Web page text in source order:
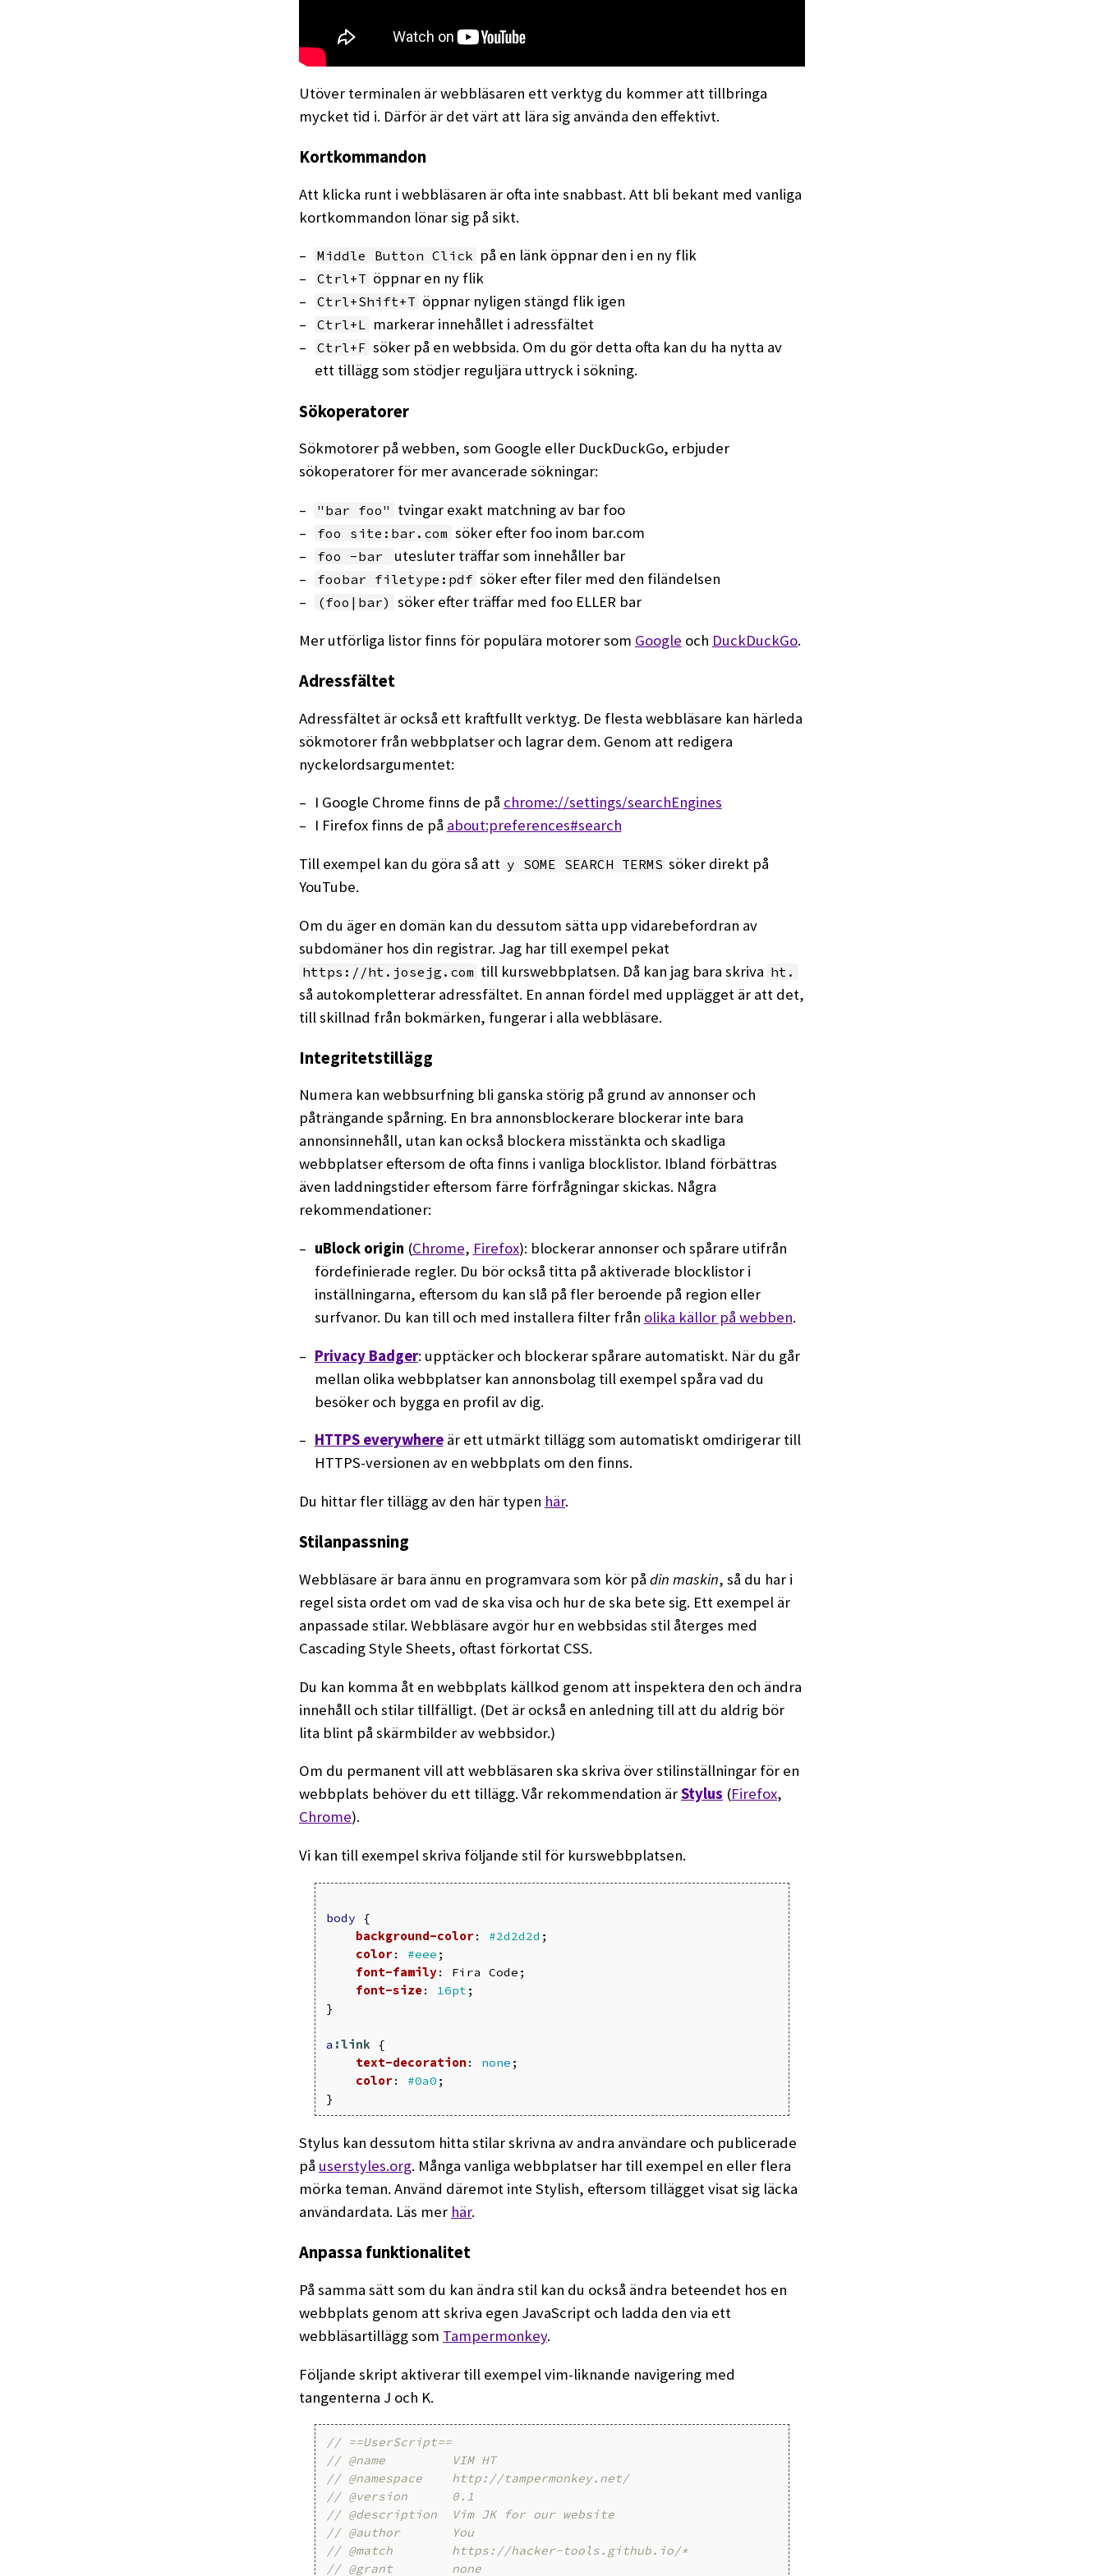
Utöver terminalen är webbläsaren ett verktyg du kommer att tillbringa
mycket tid i. Därför är det värt att lära sig använda den effektivt.
Kortkommandon
Att klicka runt i webbläsaren är ofta inte snabbast. Att bli bekant med vanliga
kortkommandon lönar sig på sikt.
Middle Button Click på en länk öppnar den i en ny flik
Ctrl+T öppnar en ny flik
Ctrl+Shift+T öppnar nyligen stängd flik igen
Ctrl+L markerar innehållet i adressfältet
Ctrl+F söker på en webbsida. Om du gör detta ofta kan du ha nytta av
ett tillägg som stödjer reguljära uttryck i sökning.
Sökoperatorer
Sökmotorer på webben, som Google eller DuckDuckGo, erbjuder
sökoperatorer för mer avancerade sökningar:
"bar foo" tvingar exakt matchning av bar foo
foo site:bar.com söker efter foo inom bar.com
foo -bar utesluter träffar som innehåller bar
foobar filetype:pdf söker efter filer med den filändelsen
(foo|bar) söker efter träffar med foo ELLER bar
Mer utförliga listor finns för populära motorer som Google och DuckDuckGo.
Adressfältet
Adressfältet är också ett kraftfullt verktyg. De flesta webbläsare kan härleda
sökmotorer från webbplatser och lagrar dem. Genom att redigera
nyckelordsargumentet:
I Google Chrome finns de på chrome://settings/searchEngines
I Firefox finns de på about:preferences#search
Till exempel kan du göra så att y SOME SEARCH TERMS söker direkt på
YouTube.
Om du äger en domän kan du dessutom sätta upp vidarebefordran av
subdomäner hos din registrar. Jag har till exempel pekat
https://ht.josejg.com till kurswebbplatsen. Då kan jag bara skriva ht.
så autokompletterar adressfältet. En annan fördel med upplägget är att det,
till skillnad från bokmärken, fungerar i alla webbläsare.
Integritetstillägg
Numera kan webbsurfning bli ganska störig på grund av annonser och
påträngande spårning. En bra annonsblockerare blockerar inte bara
annonsinnehåll, utan kan också blockera misstänkta och skadliga
webbplatser eftersom de ofta finns i vanliga blocklistor. Ibland förbättras
även laddningstider eftersom färre förfrågningar skickas. Några
rekommendationer:
uBlock origin (Chrome, Firefox): blockerar annonser och spårare utifrån
fördefinierade regler. Du bör också titta på aktiverade blocklistor i
inställningarna, eftersom du kan slå på fler beroende på region eller
surfvanor. Du kan till och med installera filter från olika källor på webben.
Privacy Badger: upptäcker och blockerar spårare automatiskt. När du går
mellan olika webbplatser kan annonsbolag till exempel spåra vad du
besöker och bygga en profil av dig.
HTTPS everywhereär ett utmärkt tillägg som automatiskt omdirigerar till
HTTPS-versionen av en webbplats om den finns.
Du hittar fler tillägg av den här typen här.
Stilanpassning
Webbläsare är bara ännu en programvara som kör på din maskin, så du har i
regel sista ordet om vad de ska visa och hur de ska bete sig. Ett exempel är
anpassade stilar. Webbläsare avgör hur en webbsidas stil återges med
Cascading Style Sheets, oftast förkortat CSS.
Du kan komma åt en webbplats källkod genom att inspektera den och ändra
innehåll och stilar tillfälligt. (Det är också en anledning till att du aldrig bör
lita blint på skärmbilder av webbsidor.)
Om du permanent vill att webbläsaren ska skriva över stilinställningar för en
webbplats behöver du ett tillägg. Vår rekommendation ärStylus (Firefox,
Chrome).
Vi kan till exempel skriva följande stil för kurswebbplatsen.
body
{
background-color: #2d2d2d ;
color: #eee ;
font-family: Fira Code ;
font-size: 16pt ;
}
a :link {
text-decoration : none ;
color: #0a0 ;
}
Stylus kan dessutom hitta stilar skrivna av andra användare och publicerade
på userstyles.org. Många vanliga webbplatser har till exempel en eller flera
mörka teman. Använd däremot inte Stylish, eftersom tillägget visat sig läcka
användardata. Läs mer här.
Anpassa funktionalitet
På samma sätt som du kan ändra stil kan du också ändra beteendet hos en
webbplats genom att skriva egen JavaScript och ladda den via ett
webbläsartillägg som Tampermonkey.
Följande skript aktiverar till exempel vim-liknande navigering med
tangenterna J och K.
// ==UserScript==
// @name         VIM HT
// @namespace    http://tampermonkey.net/
// @version      0.1
// @description  Vim JK for our website
// @author       You
// @match        https://hacker-tools.github.io/*
// @grant        none